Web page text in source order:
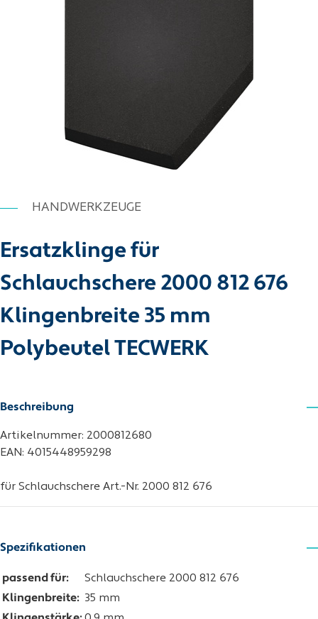
HANDWERKZEUGE
Ersatzklinge für
Schlauchschere 2000 812 676
Klingenbreite 35 mm
Polybeutel TECWERK
Beschreibung
Artikelnummer: 2000812680
EAN: 4015448959298
für Schlauchschere Art.-Nr. 2000 812 676
Spezifikationen
passend für:
Schlauchschere 2000 812 676
Klingenbreite: 35 mm